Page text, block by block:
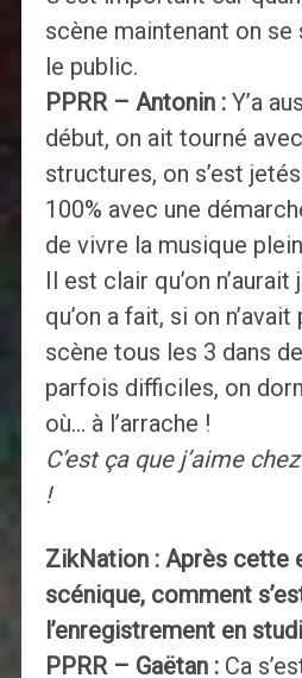
scène maintenant on se
le public.
PPRR – Antonin : Y’a
début, on ait tourné
structures, on s’est
100% avec une
de vivre la musique
Il est clair qu’on
qu’on a fait, si on
scène tous les 3 dans
parfois difficiles, on
où… à l’arrache !
C’est ça que j’aime
!
ZikNation : Après cette
scénique, comment
l’enregistrement en
PPRR – Gaëtan :Ca